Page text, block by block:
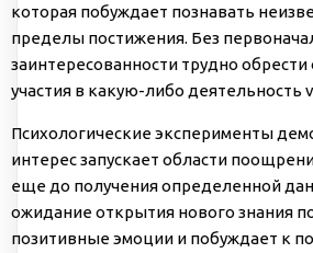
которая побуждает познавать
пределы постижения. Без
заинтересованности трудно
участия в какую-либо деятельность
Психологические эксперименты
интерес запускает области
еще до получения определенной
ожидание открытия нового знания
позитивные эмоции и побуждает к